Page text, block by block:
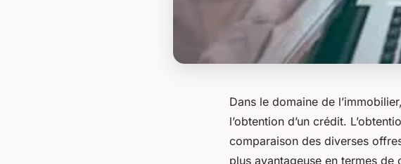
Dans le domaine de
l’obtention d’un crédit.
comparaison des diverses
plus avantageuse en termes